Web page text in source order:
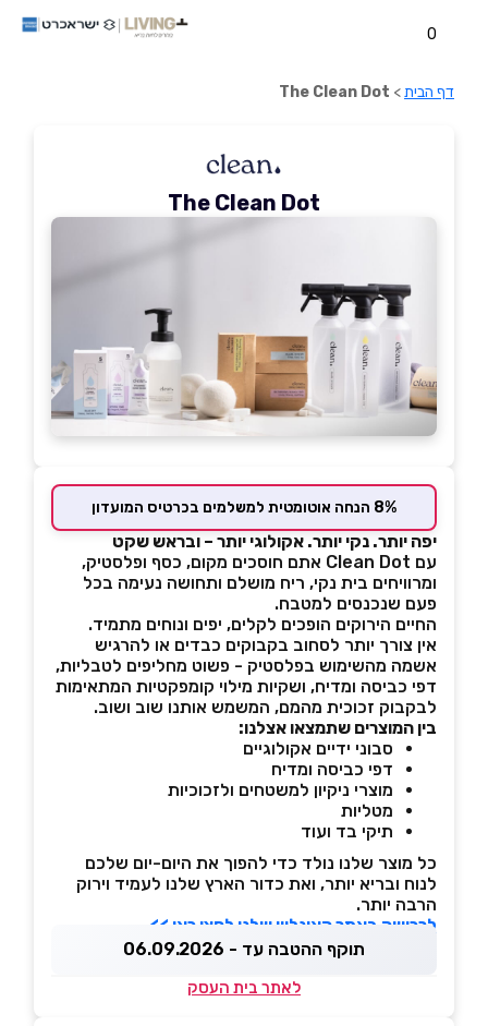
0
דף הבית>
The Clean Dot
The Clean Dot
8% הנחה אוטומטית למשלמים בכרטיס המועדון
יפה יותר. נקי יותר. אקולוגי יותר – ובראש שקט
עם Clean Dot אתם חוסכים מקום, כסף ופלסטיק,
ומרוויחים בית נקי, ריח מושלם ותחושה נעימה בכל
פעם שנכנסים למטבח.
החיים הירוקים הופכים לקלים, יפים ונוחים מתמיד.
אין צורך יותר לסחוב בקבוקים כבדים או להרגיש
אשמה מהשימוש בפלסטיק - פשוט מחליפים לטבליות,
דפי כביסה ומדיח, ושקיות מילוי קומפקטיות המתאימות
לבקבוק זכוכית מהמם, המשמש אותנו שוב ושוב.
בין המוצרים שתמצאו אצלנו:
סבוני ידיים אקולוגיים
דפי כביסה ומדיח
מוצרי ניקיון למשטחים ולזכוכיות
מטליות
תיקי בד ועוד
כל מוצר שלנו נולד כדי להפוך את היום-יום שלכם
לנוח ובריא יותר, ואת כדור הארץ שלנו לעמיד וירוק
הרבה יותר.
לרכישה באתר האונליין שלנו לחצו כאן >>
תוקף ההטבה עד - 06.09.2026
לאתר בית העסק